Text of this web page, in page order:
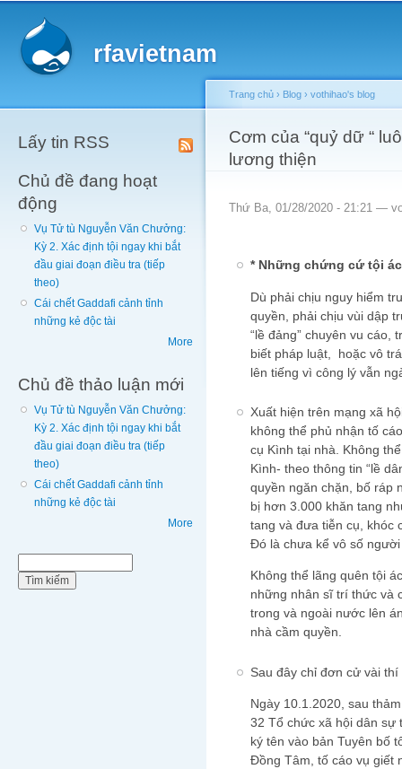
rfavietnam
Lấy tin RSS
Chủ đề đang hoạt
động
Vụ Tử tù Nguyễn Văn Chưởng:
Kỳ 2. Xác định tội ngay khi bắt
đầu giai đoạn điều tra (tiếp
theo)
Cái chết Gaddafi cảnh tỉnh
những kẻ độc tài
More
Chủ đề thảo luận mới
Vụ Tử tù Nguyễn Văn Chưởng:
Kỳ 2. Xác định tội ngay khi bắt
đầu giai đoạn điều tra (tiếp
theo)
Cái chết Gaddafi cảnh tỉnh
những kẻ độc tài
More
You are here
Trang chủ › Blog › vothihao's blog
Cơm của “quỷ dữ “
lương thiện
Thứ Ba, 01/28/2020 - 21:21 —
* Những chứng cứ tội
Dù phải chịu nguy hiểm
quyền, phải chịu vùi dập
“lề đảng” chuyên vu cáo,
biết pháp luật, hoặc vô
lên tiếng vì công lý vẫn
Xuất hiện trên mạng xã
không thể phủ nhận tố
cụ Kình tại nhà. Không
Kình- theo thông tin “lề
quyền ngăn chặn, bố ráp
bị hơn 3.000 khăn tang
tang và đưa tiễn cụ, khóc
Đó là chưa kể vô số
Không thể lãng quên tội
những nhân sĩ trí thức và
trong và ngoài nước lên
nhà cầm quyền.
Sau đây chỉ đơn cử vài thí
Ngày 10.1.2020, sau
32 Tổ chức xã hội dân sự
ký tên vào bản Tuyên bố
Đồng Tâm, tố cáo vụ giết